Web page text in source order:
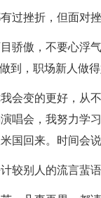
过挫折，但面对
骄傲，不要心浮
到，职场新人做
会变的更好，从
唱会，我努力学
国回来。时间会
较别人的流言蜚